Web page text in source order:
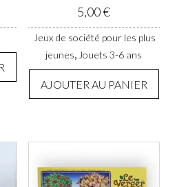
5,00€
Jeux de société pour les plus
jeunes Jouets 3-6 ans
AJOUTER AU PANIER